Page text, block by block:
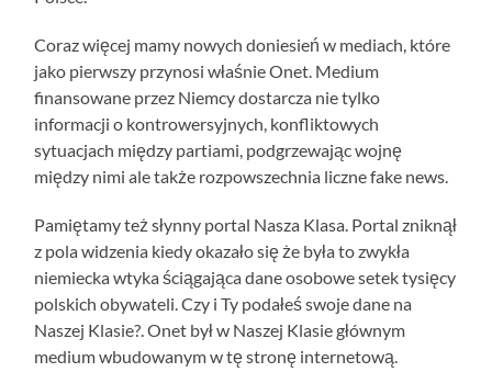
Coraz więcej mamy nowych doniesień w mediach, które
jako pierwszy przynosi właśnie Onet. Medium
finansowane przez Niemcy dostarcza nie tylko
informacji o kontrowersyjnych, konfliktowych
sytuacjach między partiami, podgrzewając wojnę
między nimi ale także rozpowszechnia liczne fake news.
Pamiętamy też słynny portal Nasza Klasa. Portal zniknął
z pola widzenia kiedy okazało się że była to zwykła
niemiecka wtyka ściągająca dane osobowe setek tysięcy
polskich obywateli. Czy i Ty podałeś swoje dane na
Naszej Klasie?. Onet był w Naszej Klasie głównym
medium wbudowanym w tę stronę internetową.